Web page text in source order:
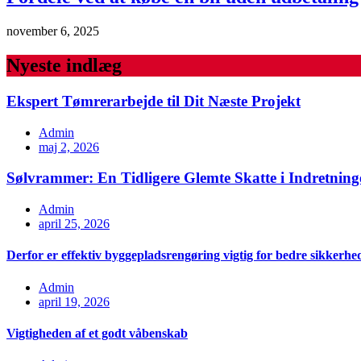
november 6, 2025
Nyeste indlæg
Ekspert Tømrerarbejde til Dit Næste Projekt
Admin
maj 2, 2026
Sølvrammer: En Tidligere Glemte Skatte i
Admin
april 25, 2026
Derfor er effektiv byggepladsrengøring vigtig for bedre
Admin
april 19, 2026
Vigtigheden af et godt våbenskab